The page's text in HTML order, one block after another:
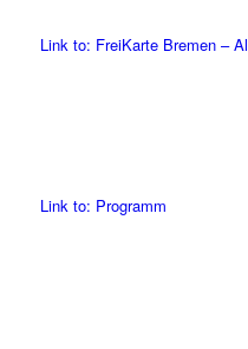
Link to: FreiKarte Bremen –
Link to: Programm